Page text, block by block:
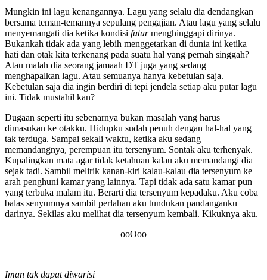
Mungkin ini lagu kenangannya. Lagu yang selalu dia dendangkan
bersama teman-temannya sepulang pengajian. Atau lagu yang selalu
menyemangati dia ketika kondisi futurmenghinggapi dirinya.
Bukankah tidak ada yang lebih menggetarkan di dunia ini ketika
hati dan otak kita terkenang pada suatu hal yang pernah singgah?
Atau malah dia seorang jamaah DT juga yang sedang
menghapalkan lagu. Atau semuanya hanya kebetulan saja.
Kebetulan saja dia ingin berdiri di tepi jendela setiap aku putar lagu
ini. Tidak mustahil kan?
Dugaan seperti itu sebenarnya bukan masalah yang harus
dimasukan ke otakku. Hidupku sudah penuh dengan hal-hal yang
tak terduga. Sampai sekali waktu, ketika aku sedang
memandangnya, perempuan itu tersenyum. Sontak aku terhenyak.
Kupalingkan mata agar tidak ketahuan kalau aku memandangi dia
sejak tadi. Sambil melirik kanan-kiri kalau-kalau dia tersenyum ke
arah penghuni kamar yang lainnya. Tapi tidak ada satu kamar pun
yang terbuka malam itu. Berarti dia tersenyum kepadaku. Aku coba
balas senyumnya sambil perlahan aku tundukan pandanganku
darinya. Sekilas aku melihat dia tersenyum kembali. Kikuknya aku.
ooOoo
Iman tak dapat diwarisi